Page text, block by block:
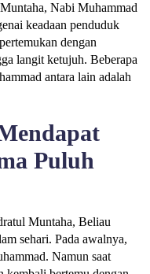
Nabi Muhammad
keadaan penduduk
dengan
langit ketujuh. Beberapa
antara lain adalah
Puluh
Muntaha, Beliau
sehari. Pada awalnya,
Namun saat